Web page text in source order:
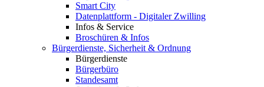
Smart City
Datenplattform - Digitaler Zwilling
Infos & Service
Broschüren & Infos
Bürgerdienste, Sicherheit & Ordnung
Bürgerdienste
Bürgerbüro
Standesamt